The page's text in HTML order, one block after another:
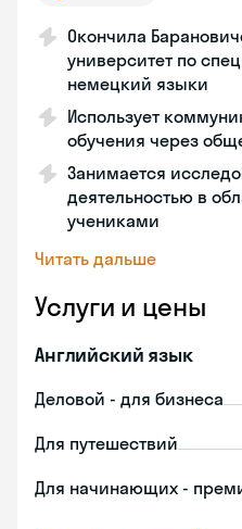
Окончила
университет по
немецкий языки
Использует
обучения через
Занимается
деятельностью в
учениками
Читать дальше
Услуги и цены
Английский язык
Деловой - для бизнеса
Для путешествий
Для начинающих -